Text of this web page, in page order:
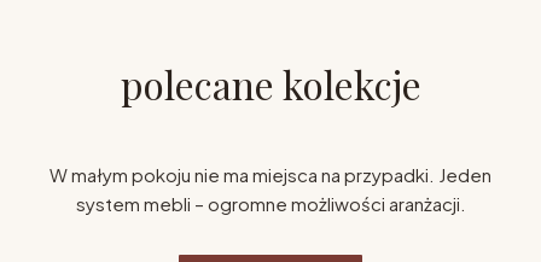
polecane kolekcje
W małym pokoju nie ma miejsca na przypadki. Jeden
system mebli – ogromne możliwości aranżacji.